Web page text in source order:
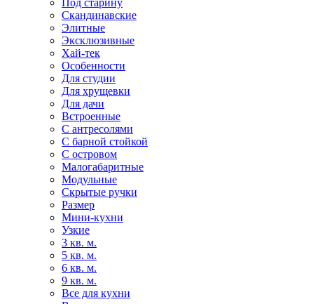
Скандинавские
Элитные
Эксклюзивные
Хай-тек
Особенности
Для студии
Для хрущевки
Для дачи
Встроенные
С антресолями
С барной стойкой
С островом
Малогабаритные
Модульные
Скрытые ручки
Размер
Мини-кухни
Узкие
3 кв. м.
5 кв. м.
6 кв. м.
9 кв. м.
Все для кухни